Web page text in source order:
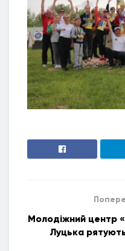
Молодіжний центр
Луцька рятують